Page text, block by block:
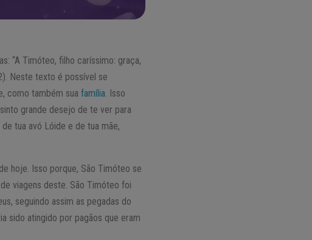
“A Timóteo, filho caríssimo: graça,
Neste texto é possível se
como também suafamília. Isso
grande desejo de te ver para
tua avó Lóide e de tua mãe,
hoje. Isso porque, São Timóteo se
viagens deste. São Timóteo foi
seguindo assim as pegadas do
sido atingido por pagãos que eram